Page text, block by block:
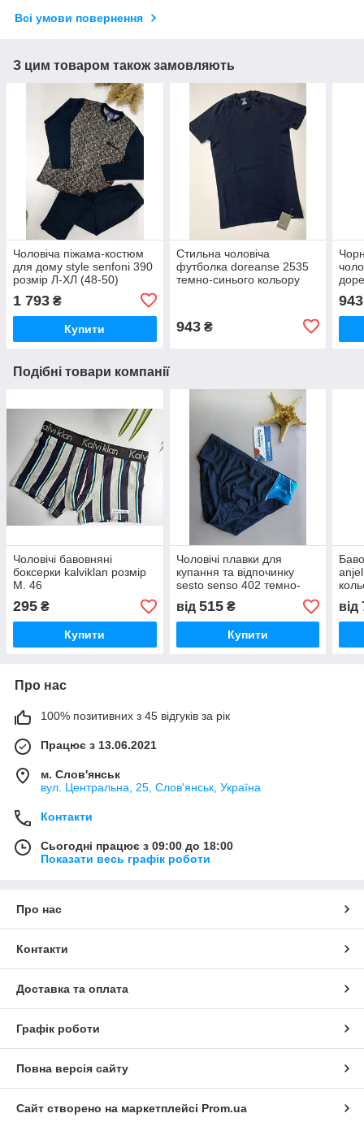
Всі умови повернення
З цим товаром також замовляють
Чоловіча піжама-костюм
для дому style senfoni 390
розмір Л-ХЛ (48-50)
1 793 ₴
Купити
Стильна чоловіча
футболка doreanse 2535
темно-синього кольору
943₴
943
Подібні товари компанії
Чоловічі бавовняні
боксерки kalviklan розмір
М. 46
295 ₴
Купити
Чоловічі плавки для
купання та відпочинку
sesto senso 402 темно-
сині L
від 515₴
Купити
від
Про нас
100% позитивних з 45 відгуків за рік
Працює з 13.06.2021
м. Слов'янськ
вул. Центральна, 25, Слов'янськ, Україна
Контакти
Сьогодні працює з 09:00 до 18:00
Показати весь графік роботи
Про нас
Контакти
Доставка та оплата
Графік роботи
Повна версія сайту
Сайт створено на маркетплейсі Prom.ua